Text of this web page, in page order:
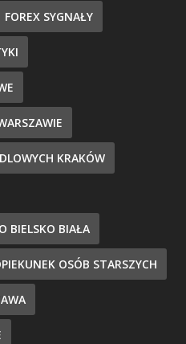
FOREX SYGNAŁY
KRAKÓW
BIELSKO BIAŁA
OSÓB STARSZYCH